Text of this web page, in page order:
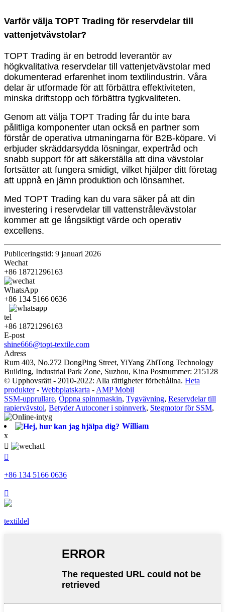
Varför välja TOPT Trading för reservdelar till
vattenjetvävstolar?
TOPT Trading är en betrodd leverantör av
högkvalitativa reservdelar till vattenjetvävstolar med
dokumenterad erfarenhet inom textilindustrin. Våra
delar är utformade för att förbättra effektiviteten,
minska driftstopp och förbättra tygkvaliteten.
Genom att välja TOPT Trading får du inte bara
pålitliga komponenter utan också en partner som
förstår de operativa utmaningarna för B2B-köpare. Vi
erbjuder skräddarsydda lösningar, expertråd och
snabb support för att säkerställa att dina vävstolar
fortsätter att fungera smidigt, vilket hjälper ditt företag
att uppnå en jämn produktion och lönsamhet.
Med TOPT Trading kan du vara säker på att din
investering i reservdelar till vattenstrålevävstolar
kommer att ge långsiktigt värde och operativ
excellens.
Publiceringstid: 9 januari 2026
Wechat
+86 18721296163
WhatsApp
+86 134 5166 0636
tel
+86 18721296163
E-post
shine666@topt-textile.com
Adress
Rum 403, No.272 DongPing Street, YiYang ZhiTong Technology
Building, Industrial Park Zone, Suzhou, Kina Postnummer: 215128
© Upphovsrätt - 2010-2022: Alla rättigheter förbehållna. Heta
produkter- Webbplatskarta - AMP Mobil
SSM-upprullare, Öppna spinnmaskin, Tygvävning, Reservdelar till
rapiervävstol, Betyder Autoconer i spinnverk, Stegmotor för SSM,
William
x


+86 134 5166 0636

textildel